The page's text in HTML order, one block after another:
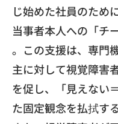
じ始めた社員のため
当事者本人への「チ
。この支援は、専門
主に対して視覚障害
を促し、「見えない
た固定観念を払拭す